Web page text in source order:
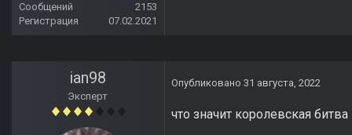
Сообщений
2153
Регистрация
07.02.2021
ian98
Эксперт
Опубликовано 31 августа, 2022
что значит королевская